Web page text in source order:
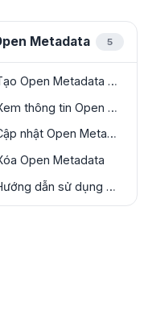
Metadata 5
Tạo Open Metadata service
Xem thông tin Open Metadata service
Cập nhật Open Metadata
Open Metadata
Hướng dẫn sử dụng Open Metatdata